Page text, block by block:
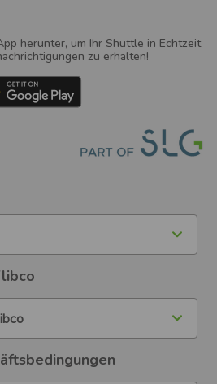
herunter, um Ihr Shuttle in Echtzeit
zu erhalten!